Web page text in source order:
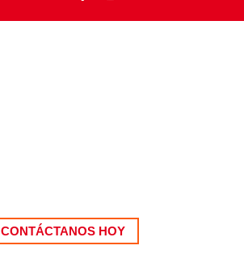
CONTÁCTANOS HOY